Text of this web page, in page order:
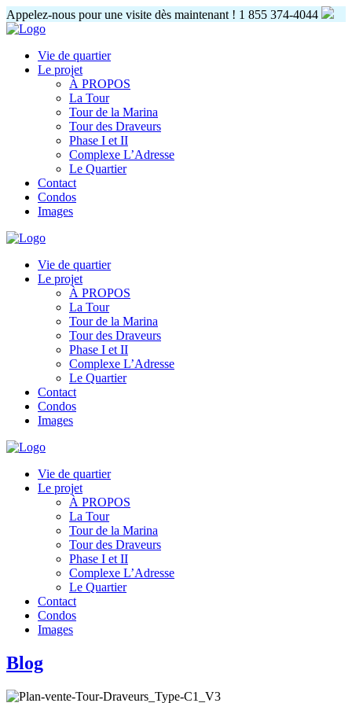
Appelez-nous pour une visite dès maintenant ! 1 855 374-4044
Vie de quartier
Le projet
À PROPOS
La Tour
Tour de la Marina
Tour des Draveurs
Phase I et II
Complexe L’Adresse
Le Quartier
Contact
Condos
Images
Vie de quartier
Le projet
À PROPOS
La Tour
Tour de la Marina
Tour des Draveurs
Phase I et II
Complexe L’Adresse
Le Quartier
Contact
Condos
Images
Vie de quartier
Le projet
À PROPOS
La Tour
Tour de la Marina
Tour des Draveurs
Phase I et II
Complexe L’Adresse
Le Quartier
Contact
Condos
Images
Blog